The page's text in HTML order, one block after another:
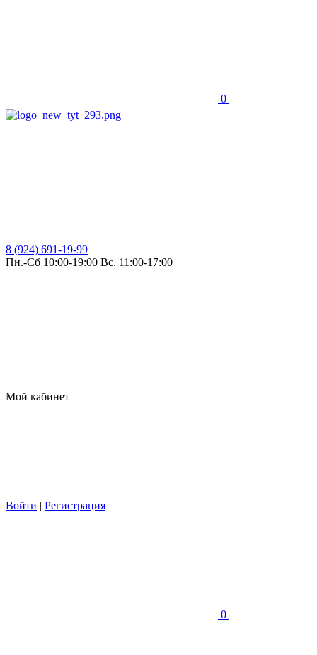
0
8 (924) 691-19-99
Пн.-Сб 10:00-19:00 Вс. 11:00-17:00
Мой кабинет
Войти | Регистрация
0